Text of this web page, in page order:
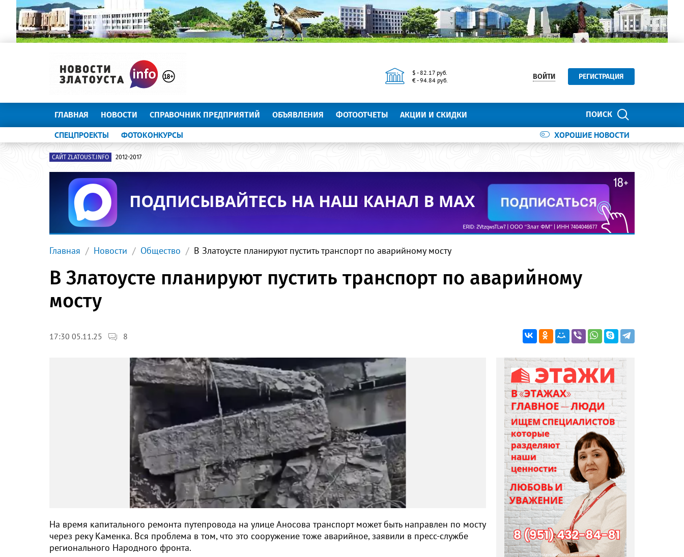
$ - 82.17 руб.
€ - 94.84 руб.
ВОЙТИ РЕГИСТРАЦИЯ
ПОИСК
ГЛАВНАЯ НОВОСТИ СПРАВОЧНИК ПРЕДПРИЯТИЙ ОБЪЯВЛЕНИЯ ФОТООТЧЕТЫ АКЦИИ И СКИДКИ
ХОРОШИЕ НОВОСТИ
СПЕЦПРОЕКТЫ ФОТОКОНКУРСЫ
САЙТ ZLATOUST.INFO 2012-2017
Главная Новости Общество В Златоусте планируют пустить транспорт по аварийному мосту
В Златоусте планируют пустить транспорт по аварийному
мосту
17:30 05.11.25 8
На время капитального ремонта путепровода на улице Аносова транспорт может быть направлен по мосту
через реку Каменка. Вся проблема в том, что это сооружение тоже аварийное, заявили в пресс-службе
регионального Народного фронта.